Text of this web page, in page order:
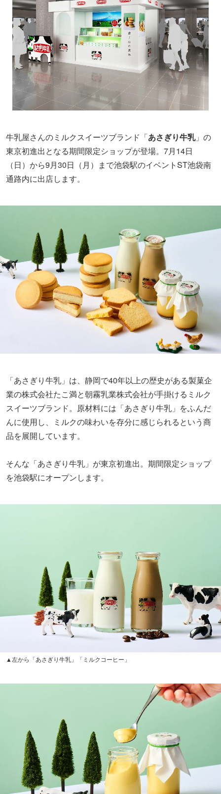
牛乳屋さんのミルクスイーツブランド「あさぎり牛乳」の
東京初進出となる期間限定ショップが登場。7月14日
（日）から9月30日（月）まで池袋駅のイベントST池袋南
通路内に出店します。
「あさぎり牛乳」は、静岡で40年以上の歴史がある製菓企
業の株式会社たこ満と朝霧乳業株式会社が手掛けるミルク
スイーツブランド。原材料には「あさぎり牛乳」をふんだ
んに使用し、ミルクの味わいを存分に感じられるという商
品を展開しています。
そんな「あさぎり牛乳」が東京初進出。期間限定ショップ
を池袋駅にオープンします。
▲左から「あさぎり牛乳」「ミルクコーヒー」